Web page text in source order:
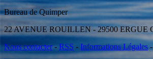
Bureau de Quimper
22 AVENUE ROUILLEN - 29500
Nous contacter- RSS - Informations Légales -